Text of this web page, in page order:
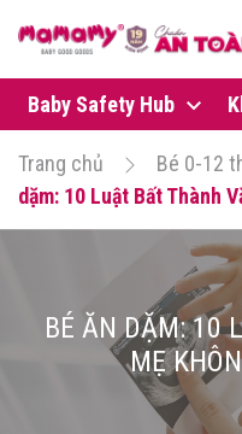
Baby Safety Hub
Trang chủ Bé 0-12
dặm: 10 Luật Bất Thành
BÉ ĂN DẶM: 10
MẸ